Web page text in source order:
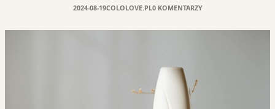
2024-08-19COLOLOVE.PL0 KOMENTARZY